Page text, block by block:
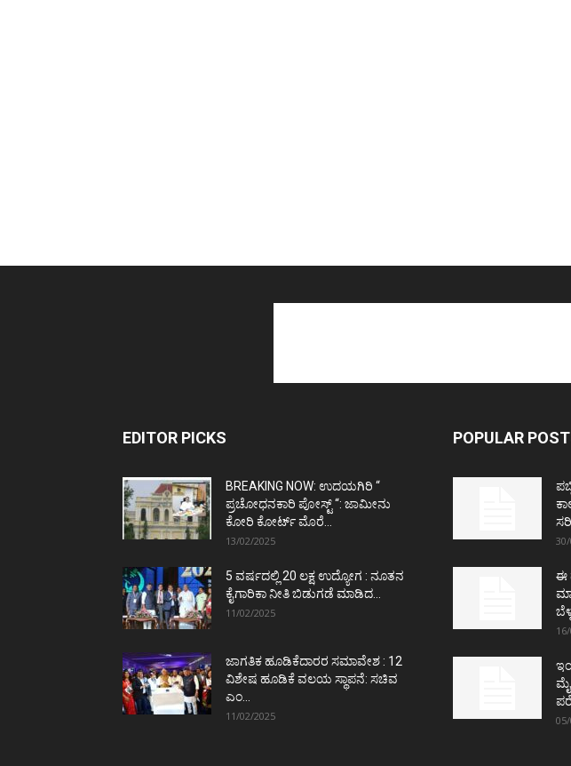
EDITOR PICKS
BREAKING NOW: ಉದಯಗಿರಿ “
ಪ್ರಚೋಧನಕಾರಿ ಪೋಸ್ಟ್‌ “: ಜಾಮೀನು
ಕೋರಿ ಕೋರ್ಟ್‌ ಮೊರೆ...
13/02/2025
5 ವರ್ಷದಲ್ಲಿ 20 ಲಕ್ಷ ಉದ್ಯೋಗ : ನೂತನ
ಕೈಗಾರಿಕಾ ನೀತಿ ಬಿಡುಗಡೆ ಮಾಡಿದ...
11/02/2025
ಜಾಗತಿಕ ಹೂಡಿಕೆದಾರರ ಸಮಾವೇಶ : 12
ವಿಶೇಷ ಹೂಡಿಕೆ ವಲಯ ಸ್ಥಾಪನೆ: ಸಚಿವ
ಎಂ...
11/02/2025
POPULAR
ಈ